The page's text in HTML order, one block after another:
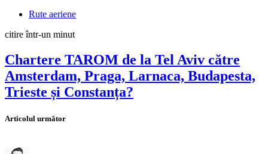
Rute aeriene
citire într-un minut
Chartere TAROM de la Tel Aviv către
Amsterdam, Praga, Larnaca, Budapesta,
Trieste și Constanța?
Articolul următor